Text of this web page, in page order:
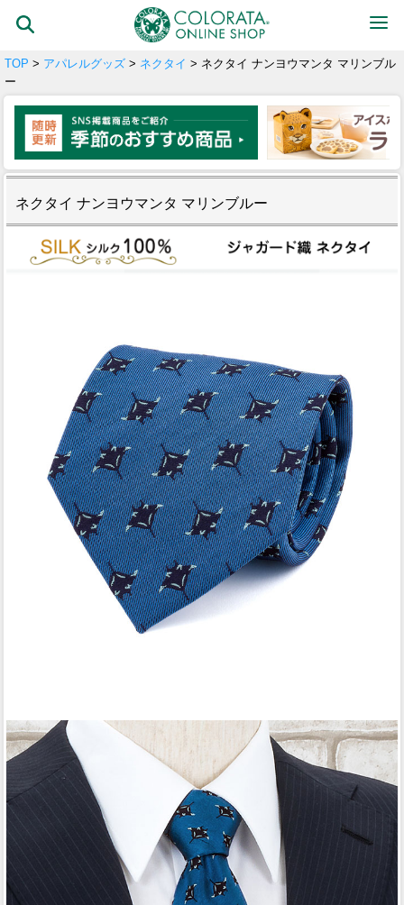
TOP > アパレルグッズ > ネクタイ > ネクタイ ナンヨウマンタ マリンブル
ー
ネクタイ ナンヨウマンタ マリンブルー